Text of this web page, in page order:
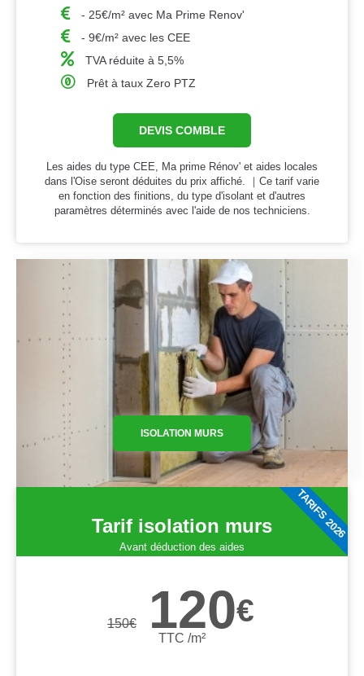
- 25€/m² avec Ma Prime Renov'
- 9€/m² avec les CEE
TVA réduite à 5,5%
Prêt à taux Zero PTZ
DEVIS COMBLE
Les aides du type CEE, Ma prime Rénov' et aides locales
dans l'Oise seront déduites du prix affiché. ｜Ce tarif varie
en fonction des finitions, du type d'isolant et d'autres
paramètres déterminés avec l'aide de nos techniciens.
ISOLATION MURS
Tarif isolation murs
Avant déduction des aides
150€ 120€
TTC /m²
TARIFS 2026